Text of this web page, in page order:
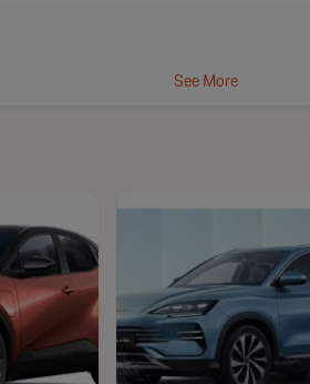
215/55 specifice Intensa
caroseriei
See More